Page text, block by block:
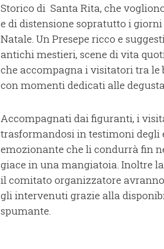
Storico di Santa Rita, che
e di distensione sopratutto i
Natale. Un Presepe ricco e
antichi mestieri, scene di vita
che accompagna i visitatori tra le
con momenti dedicati alle
Accompagnati dai figuranti, i
trasformandosi in testimoni
emozionante che li condurrà fin
giace in una mangiatoia. Inoltre
il comitato organizzatore
gli intervenuti grazie alla
spumante.